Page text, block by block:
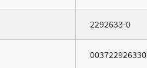
2292633-0
003722926330